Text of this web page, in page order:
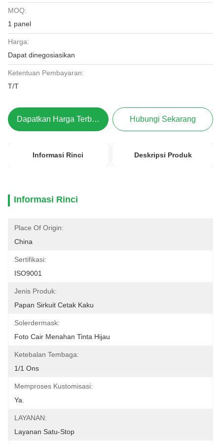
MOQ:
1 panel
Harga:
Dapat dinegosiasikan
Ketentuan Pembayaran:
T/T
Dapatkan Harga Terbaik Hubungi Sekarang
Informasi Rinci Deskripsi Produk
Informasi Rinci
Place Of Origin:
China
Sertifikasi:
ISO9001
Jenis Produk:
Papan Sirkuit Cetak Kaku
Solerdermask:
Foto Cair Menahan Tinta Hijau
Ketebalan Tembaga:
1/1 Ons
Memproses Kustomisasi:
Ya.
LAYANAN:
Layanan Satu-Stop